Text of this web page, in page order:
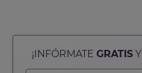
¡INFÓRMATE GRATISY